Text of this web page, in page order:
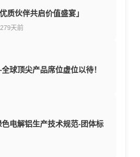
质伙伴共启价值盛宴」
天前
球顶尖产品席位虚位以待！
电解铝生产技术规范-团体标